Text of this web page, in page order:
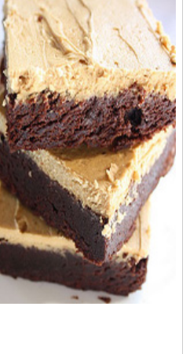
- Banjarbaru
- Medan
Snack - Banjarmasin
Pinang